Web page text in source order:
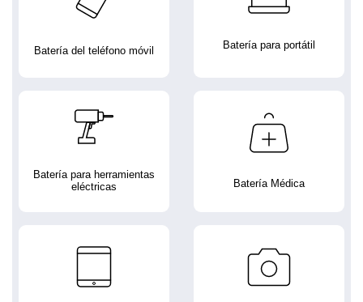
Batería del teléfono móvil Batería para portátil
Batería para herramientas
eléctricas
Batería Médica